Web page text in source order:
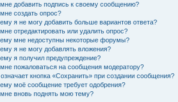
мне добавить подпись к своему сообщению?
создать опрос?
я не могу добавить больше вариантов ответа?
отредактировать или удалить опрос?
мне недоступны некоторые форумы?
я не могу добавлять вложения?
я получил предупреждение?
мне пожаловаться на сообщения модератору?
кнопка «Сохранить» при создании сообщения?
моё сообщение требует одобрения?
мне вновь поднять мою тему?